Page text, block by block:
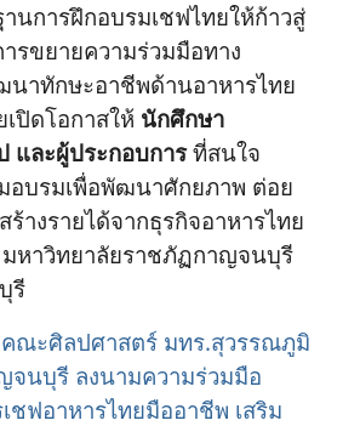
นการฝึกอบรมเชฟไทยให้ก้าวสู่
รขยายความร่วมมือทาง
นาทักษะอาชีพด้านอาหารไทย
ปิดโอกาสให้ นักศึกษา
และผู้ประกอบการที่สนใจ
อบรมเพื่อพัฒนาศักยภาพ ต่อย
างรายได้จากธุรกิจอาหารไทย
หาวิทยาลัยราชภัฏกาญจนบุรี
รี
ณะศิลปศาสตร์ มทร.สุวรรณภูมิ
จนบุรี ลงนามความร่วมมือ
ฟอาหารไทยมืออาชีพ เสริม